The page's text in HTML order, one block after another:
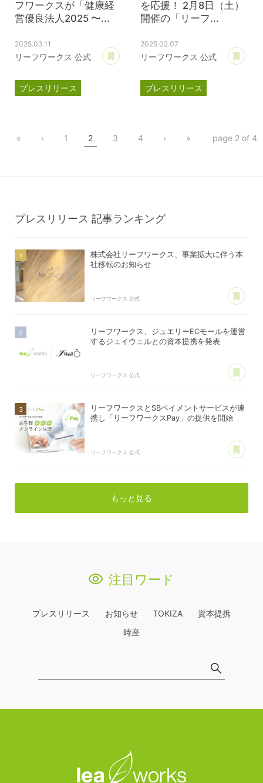
フワークスが「健康経
営優良法人2025 〜...
2025.03.11
リーフワークス 公式
あとで読む
プレスリリース
を応援！ 2月8日（土）
開催の「リーフ...
2025.02.07
リーフワークス 公式
プレスリリース
« ‹ 1 2 3 4 › » page 2 of 4
プレスリリース 記事ランキング
株式会社リーフワークス、事業拡大に伴う本
社移転のお知らせ
リーフワークス 公式
リーフワークス、ジュエリーECモールを運営
するジェイウェルとの資本提携を発表
リーフワークス 公式
リーフワークスとSBペイメントサービスが連
携し「リーフワークスPay」の提供を開始
リーフワークス 公式
もっと見る
注目ワード
プレスリリース お知らせ TOKIZA
資本提携
時座